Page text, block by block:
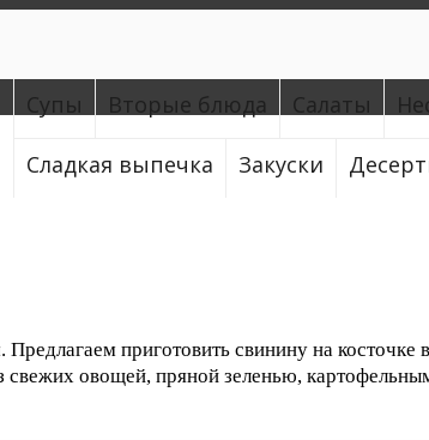
Супы Вторые блюда Салаты
Сладкая выпечка Закуски
приготовить свинину на косточке
овощей, пряной зеленью,